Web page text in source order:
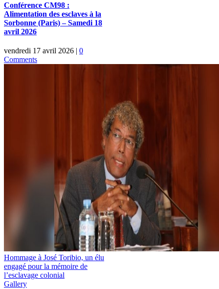
Conférence CM98 :
Alimentation des esclaves à la
Sorbonne (Paris) – Samedi 18
avril 2026
vendredi 17 avril 2026 | 0
Comments
Hommage à José Toribio, un élu
engagé pour la mémoire de
l’esclavage colonial
Gallery